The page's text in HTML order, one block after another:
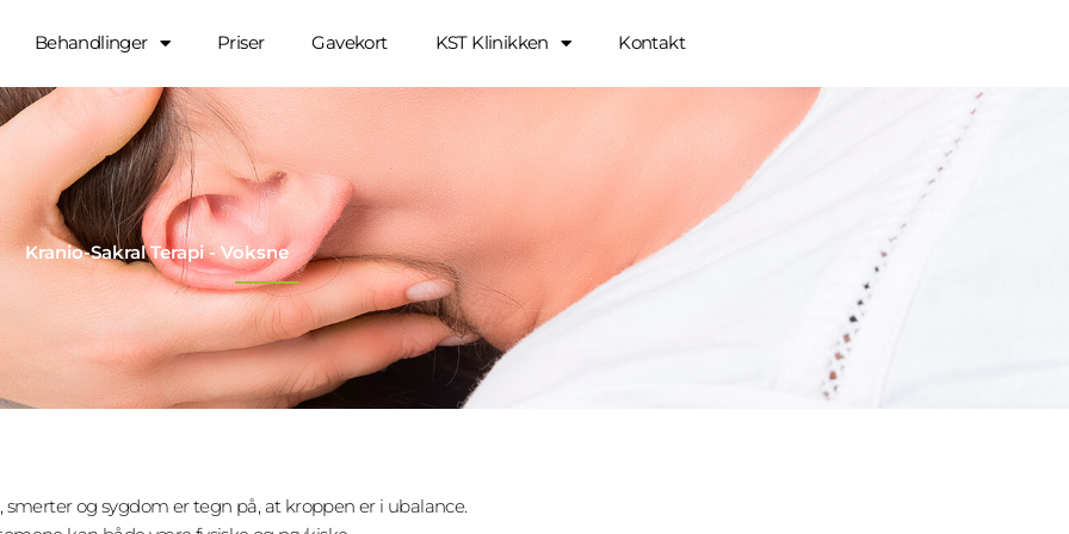
Behandlinger Priser Gavekort KST Klinikken Kontakt
Kranio-Sakral Terapi - Voksne
smerter og sygdom er tegn på, at kroppen er i ubalance.